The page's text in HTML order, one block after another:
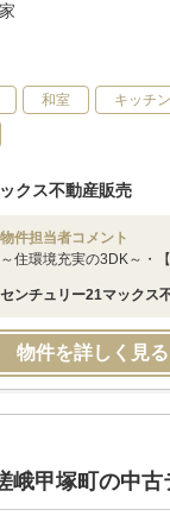
和室 キッチン
クス不動産販売
物件担当者コメント
～住環境充実の3DK～・
センチュリー21マックス
物件を詳しく見る
峨甲塚町の中古